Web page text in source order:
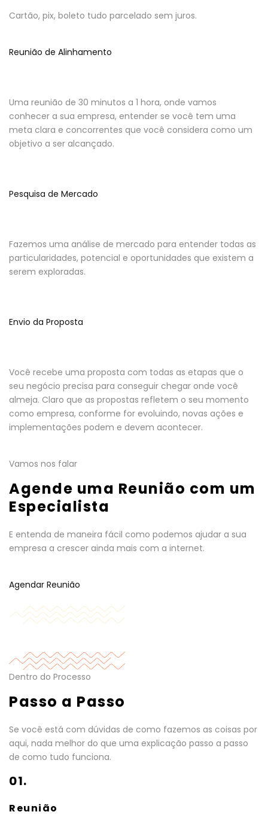
Cartão, pix, boleto tudo parcelado sem juros.
Reunião de Alinhamento
Uma reunião de 30 minutos a 1 hora, onde vamos
conhecer a sua empresa, entender se você tem uma
meta clara e concorrentes que você considera como um
objetivo a ser alcançado.
Pesquisa de Mercado
Fazemos uma análise de mercado para entender todas as
particularidades, potencial e oportunidades que existem a
serem exploradas.
Envio da Proposta
Você recebe uma proposta com todas as etapas que o
seu negócio precisa para conseguir chegar onde você
almeja. Claro que as propostas refletem o seu momento
como empresa, conforme for evoluindo, novas ações e
implementações podem e devem acontecer.
Vamos nos falar
Agende uma Reunião com um
Especialista
E entenda de maneira fácil como podemos ajudar a sua
empresa a crescer ainda mais com a internet.
Agendar Reunião
Dentro do Processo
Passo a Passo
Se você está com dúvidas de como fazemos as coisas por
aqui, nada melhor do que uma explicação passo a passo
de como tudo funciona.
01.
Reunião